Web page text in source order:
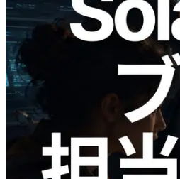
2026.05.24
Validators Solutions、
ナライザーを公開 —
ク生成時間と担当バ
この記事を読む
さらに読み込む